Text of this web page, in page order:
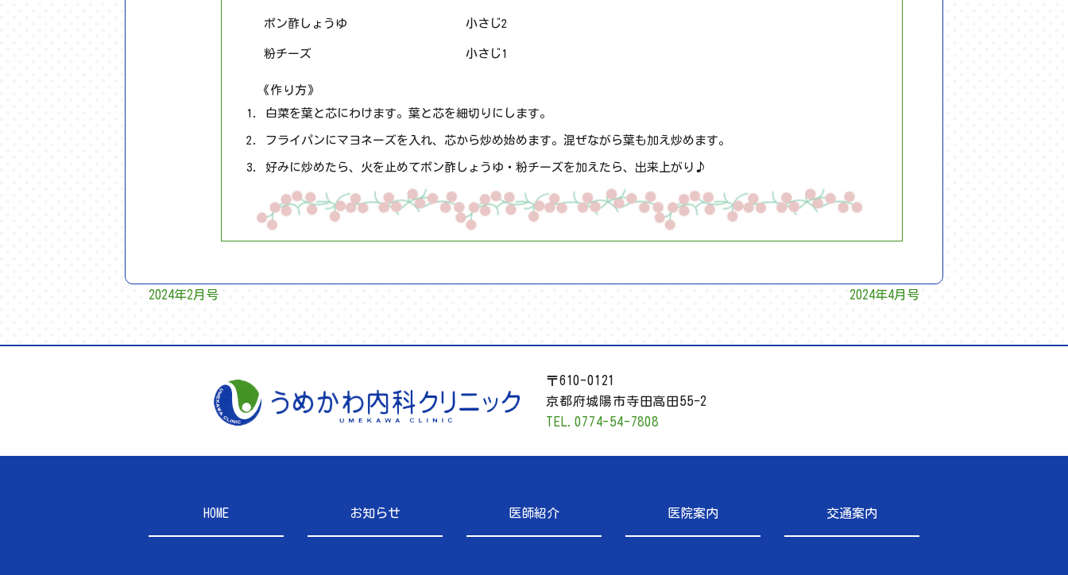
ポン酢しょうゆ 小さじ2
粉チーズ 小さじ1
《作り方》
白菜を葉と芯にわけます。葉と芯を細切りにします。
フライパンにマヨネーズを入れ、芯から炒め始めます。混ぜながら葉も加え炒めます。
好みに炒めたら、火を止めてポン酢しょうゆ・粉チーズを加えたら、出来上がり♪
2024年2月号 2024年4月号
〒610-0121
京都府城陽市寺田高田55-2
TEL.0774-54-7808
HOME お知らせ 医師紹介 医院案内 交通案内